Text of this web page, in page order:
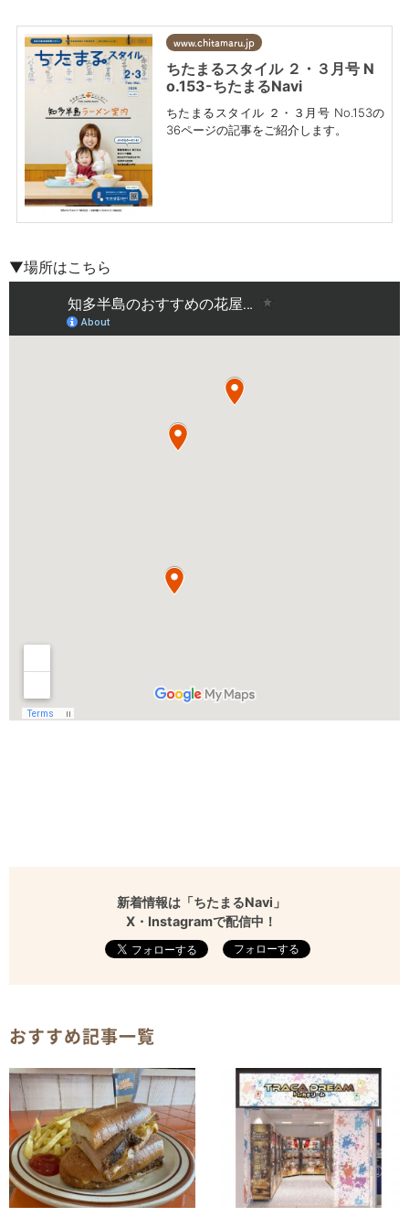
www.chitamaru.jp
ちたまるスタイル ２・３月号 N
o.153-ちたまるNavi
ちたまるスタイル ２・３月号 No.153の
36ページの記事をご紹介します。
▼場所はこちら
新着情報は「ちたまるNavi」
X・Instagramで配信中！
フォローする
おすすめ記事一覧